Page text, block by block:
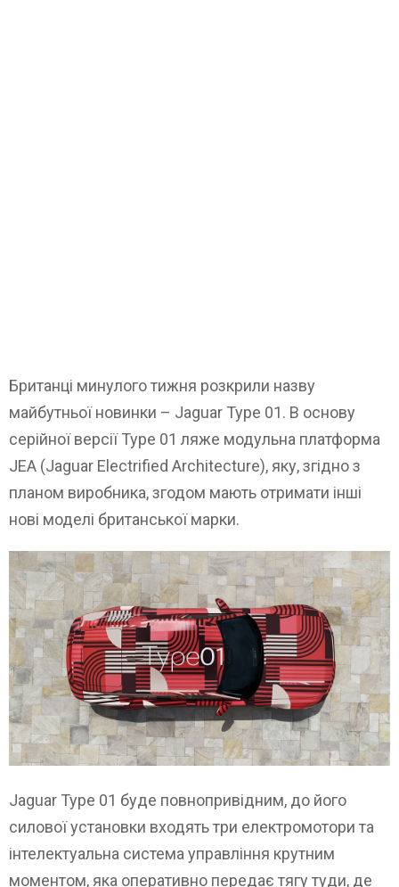
Британці минулого тижня розкрили назву
майбутньої новинки – Jaguar Type 01. В основу
серійної версії Type 01 ляже модульна платформа
JEA (Jaguar Electrified Architecture), яку, згідно з
планом виробника, згодом мають отримати інші
нові моделі британської марки.
Jaguar Type 01 буде повнопривідним, до його
силової установки входять три електромотори та
інтелектуальна система управління крутним
моментом, яка оперативно передає тягу туди, де